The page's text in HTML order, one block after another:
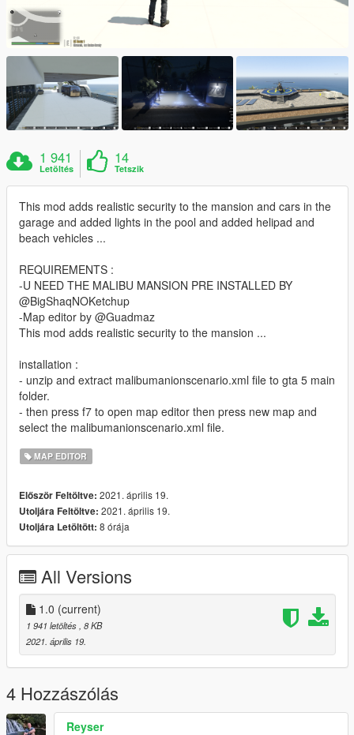
1 941
Letöltés
14
Tetszik
This mod adds realistic security to the mansion and cars in the
garage and added lights in the pool and added helipad and
beach vehicles ...
REQUIREMENTS :
-U NEED THE MALIBU MANSION PRE INSTALLED BY
@BigShaqNOKetchup
-Map editor by @Guadmaz
This mod adds realistic security to the mansion ...
installation :
- unzip and extract malibumanionscenario.xml file to gta 5 main
folder.
- then press f7 to open map editor then press new map and
select the malibumanionscenario.xml file.
MAP EDITOR
Először Feltöltve: 2021. április 19.
Utoljára Feltöltve: 2021. április 19.
Utoljára Letöltött: 8 órája
All Versions
1.0 (current)
1 941 letöltés , 8 KB
2021. április 19.
4 Hozzászólás
Reyser